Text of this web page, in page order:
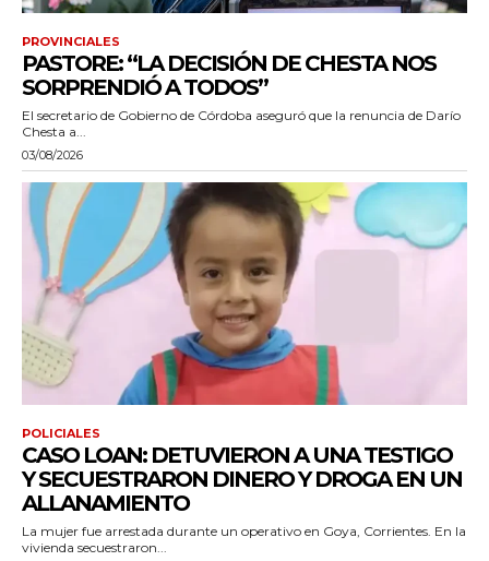
PROVINCIALES
PASTORE: “LA DECISIÓN DE CHESTA NOS
SORPRENDIÓ A TODOS”
El secretario de Gobierno de Córdoba aseguró que la renuncia de Darío
Chesta a...
03/08/2026
POLICIALES
CASO LOAN: DETUVIERON A UNA TESTIGO
Y SECUESTRARON DINERO Y DROGA EN UN
ALLANAMIENTO
La mujer fue arrestada durante un operativo en Goya, Corrientes. En la
vivienda secuestraron...